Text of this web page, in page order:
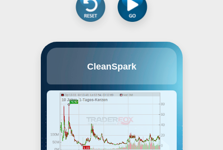
CleanSpark
mining technology company,
management of data centers. Its
operations include College Park,
Norcross, Washington,
Massena. The company was
founded by S. Matthew Schultz
and Bryan Huber on October 15,
1987 and is headquartered in